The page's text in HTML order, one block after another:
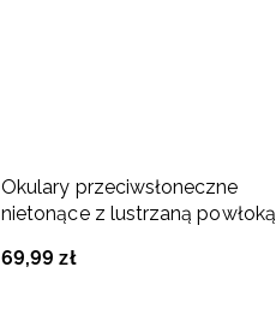
Okulary przeciwsłoneczne
nietonące z lustrzaną powłoką
69,99 zł